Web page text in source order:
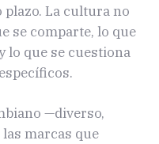
La cultura no
se comparte, lo que
lo que se cuestiona
—diverso,
marcas que